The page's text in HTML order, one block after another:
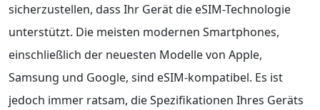
sicherzustellen, dass Ihr Gerät die eSIM-Technologie
unterstützt. Die meisten modernen Smartphones,
einschließlich der neuesten Modelle von Apple,
Samsung und Google, sind eSIM-kompatibel. Es ist
jedoch immer ratsam, die Spezifikationen Ihres Geräts